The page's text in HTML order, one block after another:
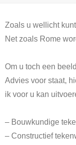
Zoals u wellicht
Net zoals Rome
Om u toch een
Advies voor staat,
ik voor u kan
– Bouwkundige
– Constructief